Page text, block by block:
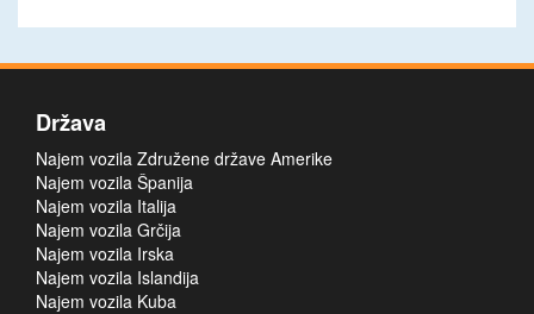
Država
Najem vozila Združene države Amerike
Najem vozila Španija
Najem vozila Italija
Najem vozila Grčija
Najem vozila Irska
Najem vozila Islandija
Najem vozila Kuba